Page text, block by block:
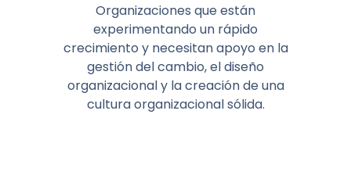
Organizaciones que están
experimentando un rápido
crecimiento y necesitan apoyo en la
gestión del cambio, el diseño
organizacional y la creación de una
cultura organizacional sólida.